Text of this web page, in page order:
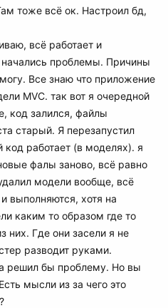
тоже всё ок. Настроил бд,
всё работает и
проблемы. Причины
Все знаю что приложение
MVC. так вот я очередной
код залился, файлы
старый. Я перезапустил
работает (в моделях). я
фалы заново, всё равно
модели вообще, всё
выполняются, хотя на
каким то образом где то
них. Где они засели я не
разводит руками.
решил бы проблему. Но вы
мысли из за чего это